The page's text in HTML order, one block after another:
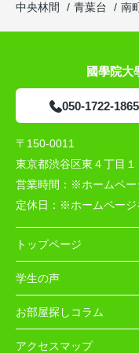
中央林間
青葉台 南
國學院大
050-1722-1865
〒150-0011
東京都渋谷区東４丁目１
営業時間： ※ホームペー
定休日： ※ホームページ
トップページ
学生の声
お部屋探しコラム
アクセスマップ